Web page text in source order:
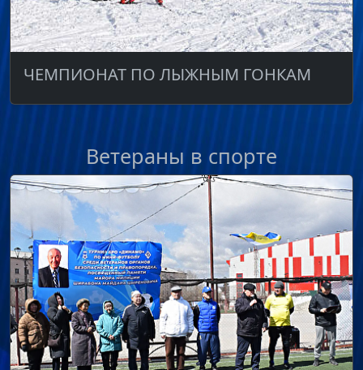
ЧЕМПИОНАТ ПО ЛЫЖНЫМ ГОНКАМ
Ветераны в спорте